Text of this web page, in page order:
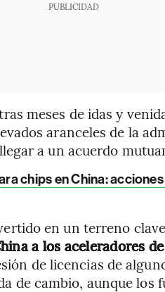
PUBLICIDAD
meses de idas y
aranceles de la
a un acuerdo
chips en China:
en un terreno
a los aceleradores
de licencias de
de cambio, aunque los